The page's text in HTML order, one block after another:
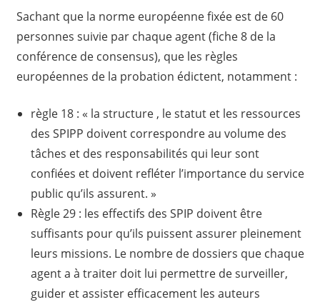
Sachant que la norme européenne fixée est de 60
personnes suivie par chaque agent (fiche 8 de la
conférence de consensus), que les règles
européennes de la probation édictent, notamment :
règle 18 : « la structure , le statut et les ressources
des SPIPP doivent correspondre au volume des
tâches et des responsabilités qui leur sont
confiées et doivent refléter l’importance du service
public qu’ils assurent. »
Règle 29 : les effectifs des SPIP doivent être
suffisants pour qu’ils puissent assurer pleinement
leurs missions. Le nombre de dossiers que chaque
agent a à traiter doit lui permettre de surveiller,
guider et assister efficacement les auteurs